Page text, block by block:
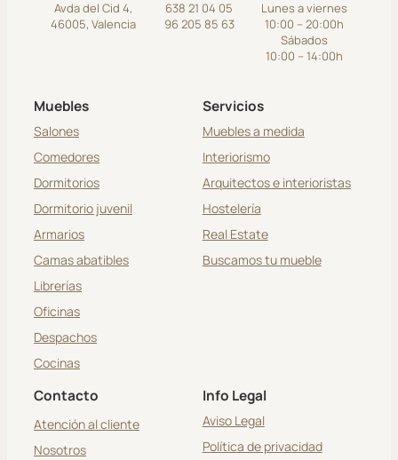
Avda del Cid 4,
46005, Valencia
638 21 04 05
96 205 85 63
Lunes a viernes
10:00 – 20:00h
Sábados
10:00 – 14:00h
Muebles
Salones
Comedores
Dormitorios
Dormitorio juvenil
Armarios
Camas abatibles
Librerías
Oficinas
Despachos
Cocinas
Servicios
Muebles a medida
Interiorismo
Arquitectos e interioristas
Hostelería
Real Estate
Buscamos tu mueble
Contacto
Atención al cliente
Nosotros
Info Legal
Aviso Legal
Política de privacidad